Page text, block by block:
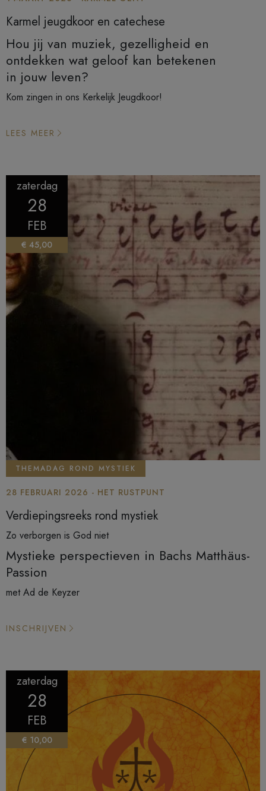
Karmel jeugdkoor en catechese
Hou jij van muziek, gezelligheid en
ontdekken wat geloof kan betekenen
in jouw leven?
Kom zingen in ons Kerkelijk Jeugdkoor!
LEES MEER
zaterdag
28
FEB
€ 45,00
THEMADAG ROND MYSTIEK
28 FEBRUARI 2026 - HET RUSTPUNT
Verdiepingsreeks rond mystiek
Zo verborgen is God niet
Mystieke perspectieven in Bachs Matthäus-
Passion
met Ad de Keyzer
INSCHRIJVEN
zaterdag
28
FEB
€ 10,00